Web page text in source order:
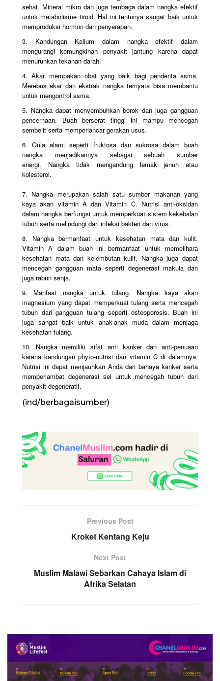
sehat. Mineral mikro dan juga tembaga dalam nangka efektif
untuk metabolisme tiroid. Hal ini tentunya sangat baik untuk
memproduksi hormon dan penyerapan.
3. Kandungan Kalium dalam nangka efektif dalam
mengurangi kemungkinan penyakit jantung karena dapat
menurunkan tekanan darah.
4. Akar merupakan obat yang baik bagi penderita asma.
Merebus akar dan ekstrak nangka ternyata bisa membantu
untuk mengontrol asma.
5. Nangka dapat menyembuhkan borok dan juga gangguan
pencernaan. Buah berserat tinggi ini mampu mencegah
sembelit serta memperlancar gerakan usus.
6. Gula alami seperti fruktosa dan sukrosa dalam buah
nangka menjadikannya sebagai sebuah sumber
energi. Nangka tidak mengandung lemak jenuh atau
kolesterol.
7. Nangka merupakan salah satu sumber makanan yang
kaya akan vitamin A dan Vitamin C. Nutrisi anti-oksidan
dalam nangka berfungsi untuk memperkuat sistem kekebalan
tubuh serta melindungi dari infeksi bakteri dan virus.
8. Nangka bermanfaat untuk kesehatan mata dan kulit.
Vitamin A dalam buah ini bermanfaat untuk memelihara
kesehatan mata dan kelembutan kulit. Nangka juga dapat
mencegah gangguan mata seperti degenerasi makula dan
juga rabun senja.
9. Manfaat nangka untuk tulang. Nangka kaya akan
magnesium yang dapat memperkuat tulang serta mencegah
tubuh dari gangguan tulang seperti osteoporosis. Buah ini
juga sangat baik untuk anak-anak muda dalam menjaga
kesehatan tulang.
10. Nangka memiliki sifat anti kanker dan anti-penuaan
karena kandungan phyto-nutrisi dan vitamin C di dalamnya.
Nutrisi ini dapat menjauhkan Anda dari bahaya kanker serta
memperlambat degenerasi sel untuk mencegah tubuh dari
penyakit degeneratif.
(ind/berbagaisumber)
Previous Post
Kroket Kentang Keju
Next Post
Muslim Malawi Sebarkan Cahaya Islam di
Afrika Selatan